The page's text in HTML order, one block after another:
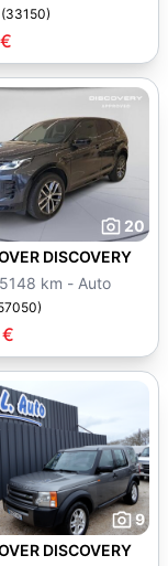
20
LAND-ROVER DISCOVERY
2024 - 15148 km - Auto
9
LAND-ROVER DISCOVERY